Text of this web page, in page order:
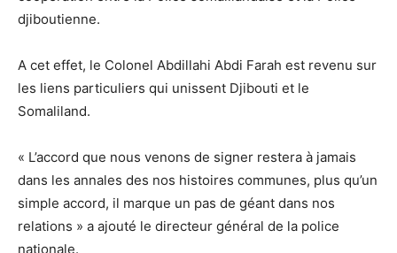
djiboutienne.
A cet effet, le Colonel Abdillahi Abdi Farah est revenu sur
les liens particuliers qui unissent Djibouti et le
Somaliland.
« L’accord que nous venons de signer restera à jamais
dans les annales des nos histoires communes, plus qu’un
simple accord, il marque un pas de géant dans nos
relations » a ajouté le directeur général de la police
nationale.